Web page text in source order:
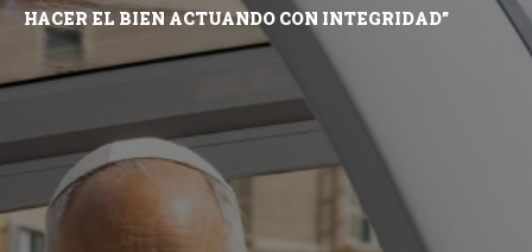
HACER EL BIEN ACTUANDO CON INTEGRIDAD”